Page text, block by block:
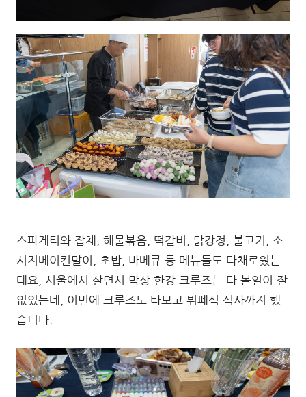
스파게티와 잡채, 해물볶음, 떡갈비, 닭강정, 불고기, 소
시지베이컨말이, 초밥, 바베큐 등 메뉴들도 다채로웠는
데요, 서울에서 살면서 막상 한강 크루즈는 타 볼일이 잘
없었는데, 이번에 크루즈도 타보고 뷔페식 식사까지 했
습니다.